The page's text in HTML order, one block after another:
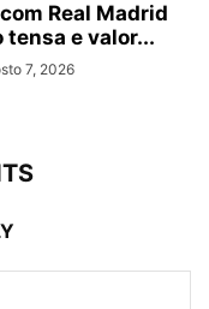
Real Madrid
tensa e valor...
7, 2026